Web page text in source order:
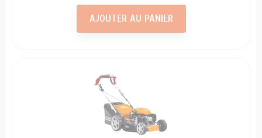
AJOUTER AU PANIER